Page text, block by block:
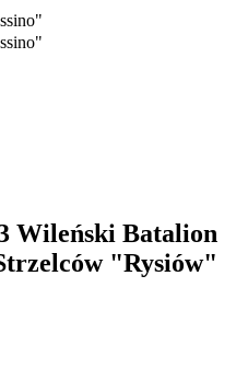
Wileński Batalion
"Rysiów"